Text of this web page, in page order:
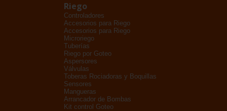
Riego
Controladores
Accesorios para Riego
Accesorios para Riego
Microriego
Tuberías
Riego por Goteo
Aspersores
Válvulas
Toberas Rociadoras y Boquillas
Sensores
Mangueras
Arrancador de Bombas
Kit control Goteo